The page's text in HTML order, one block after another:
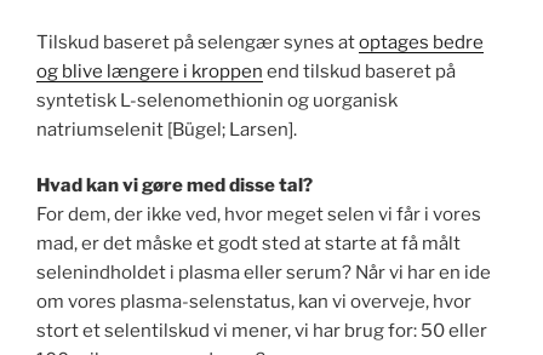
Tilskud baseret på selengær synes atoptages bedre
og blive længere i kroppen end tilskud baseret på
syntetisk L-selenomethionin og uorganisk
natriumselenit [Bügel; Larsen].
Hvad kan vi gøre med disse tal?
For dem, der ikke ved, hvor meget selen vi får i vores
mad, er det måske et godt sted at starte at få målt
selenindholdet i plasma eller serum? Når vi har en ide
om vores plasma-selenstatus, kan vi overveje, hvor
stort et selentilskud vi mener, vi har brug for: 50 eller